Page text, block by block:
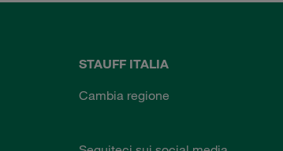
STAUFF ITALIA
Cambia regione